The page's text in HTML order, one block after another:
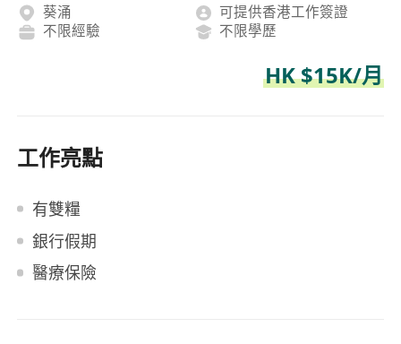
葵涌
可提供香港工作簽證
不限經驗
不限學歷
HK $15K/月
工作亮點
有雙糧
銀行假期
醫療保險